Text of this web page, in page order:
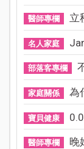
醫師專欄 立
名人家庭
部落客專欄
家庭關係 為
寶貝健康
醫師專欄 晚